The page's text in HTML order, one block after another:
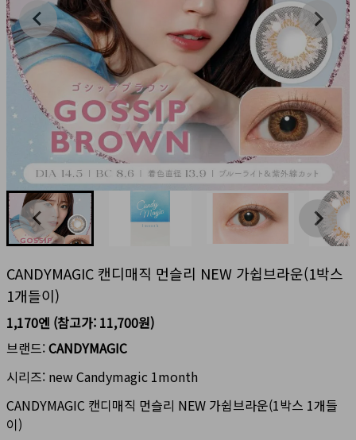
CANDYMAGIC 캔디매직 먼슬리 NEW 가쉽브라운(1박스
1개들이)
1,170엔 (참고가: 11,700원)
브랜드:CANDYMAGIC
시리즈: new Candymagic 1month
CANDYMAGIC 캔디매직 먼슬리 NEW 가쉽브라운(1박스 1개들
이)